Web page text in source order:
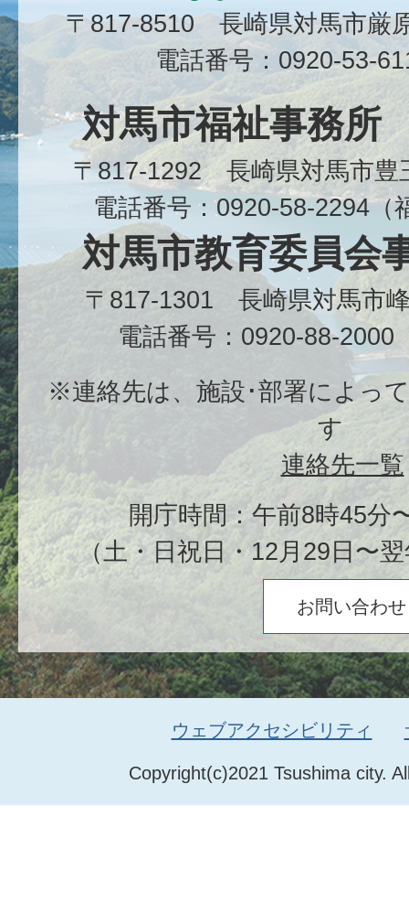
〒817-8510 長崎県対馬市
電話番号：0920-53-
対馬市福祉事務所
〒817-1292 長崎県対馬市
電話番号：0920-58-2294（
対馬市教育委員会
〒817-1301 長崎県対馬市
電話番号：0920-88-2000
※連絡先は、施設･部署によっ
す
連絡先一覧
開庁時間：午前8時45分
（土・日祝日・12月29日〜
お問い合わせ
Copyright(c)2021 Tsushima city.
ウェブアクセシビリティ